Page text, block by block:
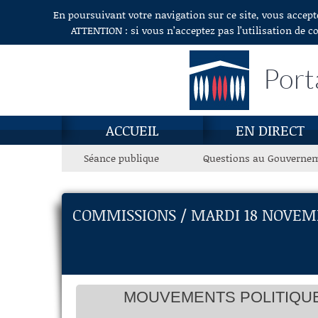
Aller au contenuEn poursuivant votre navigation sur ce site, vous
ATTENTION : si vous n’acceptez pas l’utilisation
ACCUEIL EN DIRECT
Séance publique Questions au
COMMISSIONS / MARDI 18
MOUVEMENTS